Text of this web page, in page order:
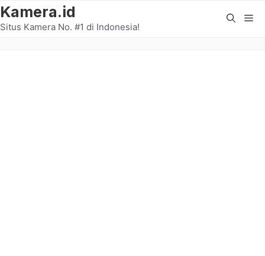
Langsung
ke
Kamera.id
Situs Kamera No. #1 di Indonesia!